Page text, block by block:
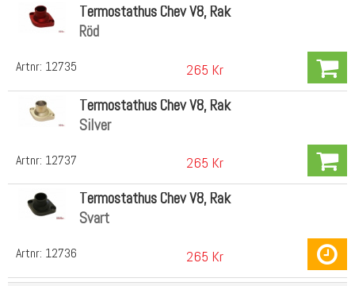
Artnr: 12735
Termostathus Chev V8, Rak
Röd
265 Kr
Artnr: 12737
Termostathus Chev V8, Rak
Silver
265 Kr
Artnr: 12736
Termostathus Chev V8, Rak
Svart
265 Kr